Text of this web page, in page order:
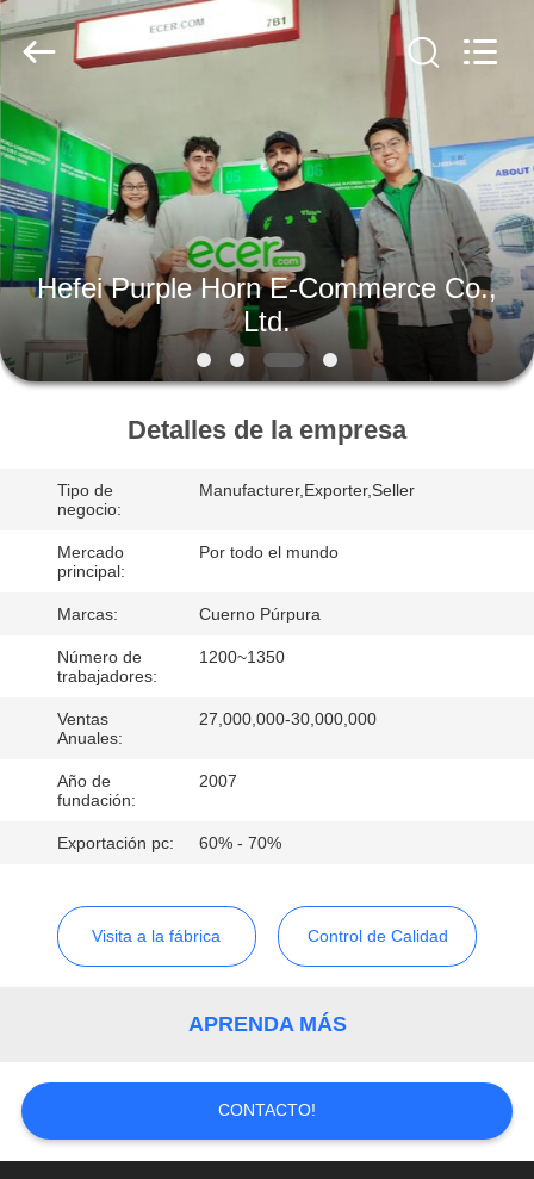
HOGAR
PRODUCTOS
SOBRE
NOSOTROS
VIAJE
FÁBRICA
CONTROL
CALIDAD
ÉNTRENOS
CONTACTO
CON
BLOG
CITA
MAPA
E-
Commerce
Co.,
Ltd..
Rights
Reserved.
Hefei Purple Horn E-Commerce Co.,
Ltd.
Detalles de la empresa
Tipo de
negocio:
Manufacturer,Exporter,Seller
Mercado
principal:
Por todo el mundo
Marcas: Cuerno Púrpura
Número de
trabajadores:
1200~1350
Ventas
Anuales:
27,000,000-30,000,000
Año de
fundación:
2007
Exportación pc: 60% - 70%
Visita a la fábrica Control de Calidad
APRENDA MÁS
CONTACTO!